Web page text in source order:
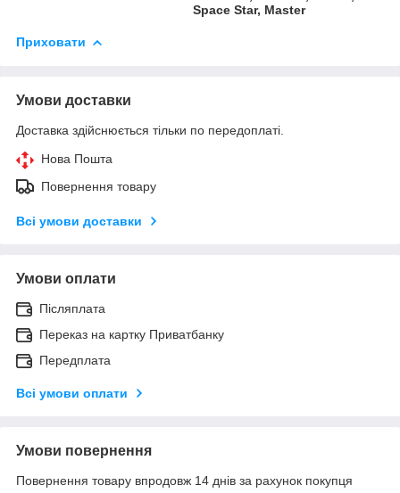
Space Star, Master
Приховати
Умови доставки
Доставка здійснюється тільки по передоплаті.
Нова Пошта
Повернення товару
Всі умови доставки
Умови оплати
Післяплата
Переказ на картку Приватбанку
Передплата
Всі умови оплати
Умови повернення
Повернення товару впродовж 14 днів за рахунок покупця